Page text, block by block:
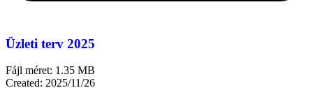
Üzleti terv 2025
Fájl méret: 1.35 MB
Created: 2025/11/26